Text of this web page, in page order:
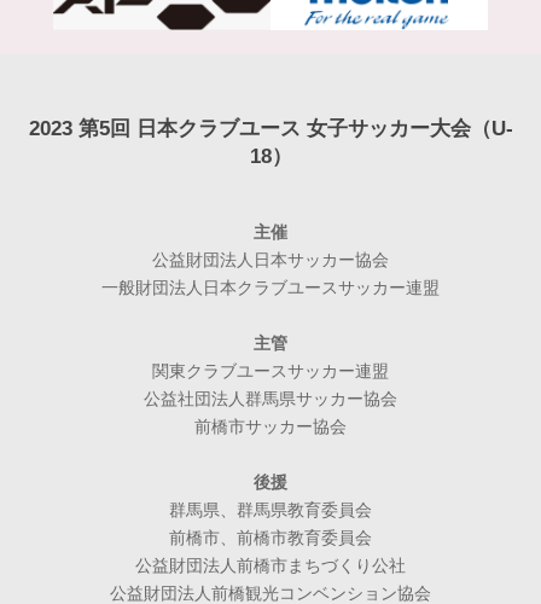
2023 第5回 日本クラブユース 女子サッカー大会（U-
18）
主催
公益財団法人日本サッカー協会
一般財団法人日本クラブユースサッカー連盟
主管
関東クラブユースサッカー連盟
公益社団法人群馬県サッカー協会
前橋市サッカー協会
後援
群馬県、群馬県教育委員会
前橋市、前橋市教育委員会
公益財団法人前橋市まちづくり公社
公益財団法人前橋観光コンベンション協会